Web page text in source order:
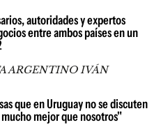
autoridades y expertos
entre ambos países en un
ARGENTINO IVÁN
que en Uruguay no se discuten
mejor que nosotros"